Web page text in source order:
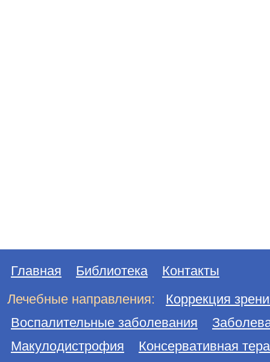
Главная Библиотека
Контакты
Лечебные направления:
Коррекция
Воспалительные заболевания
Макулодистрофия
Консервативная